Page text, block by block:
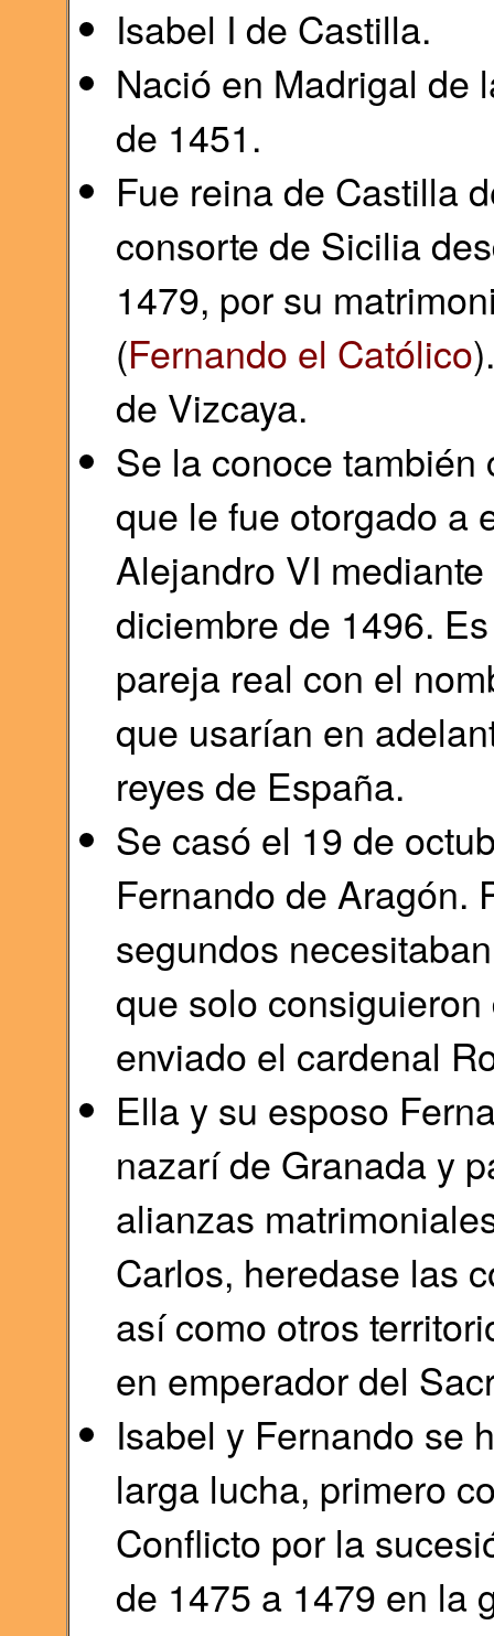
Isabel I de Castilla.
Nació en Madrigal de
de 1451.
Fue reina de Castilla​
consorte de Sicilia
1479, por su
(Fernando el Católico
de Vizcaya.
Se la conoce
que le fue otorgado a
Alejandro VI
diciembre de 1496.​
pareja real con el
que usarían en
reyes de España.
Se casó el 19 de
Fernando de Aragón.
segundos
que solo
enviado el cardenal
Ella y su esposo
nazarí de Granada y
alianzas
Carlos, heredase las
así como otros
en emperador del
Isabel y Fernando se
larga lucha, primero
Conflicto por la
de 1475 a 1479 en la